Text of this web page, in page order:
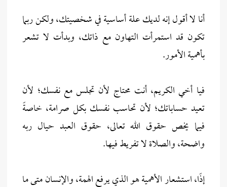
أنا لا أقول إنه لديك علة أساسية في شخصيتك، ولكن ربما
تكون قد استمرأت التهاون مع ذاتك، وبدأت لا تشعر
بأهمية الأمور.
فيا أخي الكريم، أنت محتاج لأن تجلس مع نفسك؛ لأن
تعيد حساباتك؛ لأن تحاسب نفسك بكل صرامة، خاصةً
فيما يخص حقوق الله تعالى، حقوق العبد حيال ربه
واضحة، والصلاة لا تفريط فيها.
إذًا، استشعار الأهمية هو الذي يرفع الهمة، والإنسان متى ما